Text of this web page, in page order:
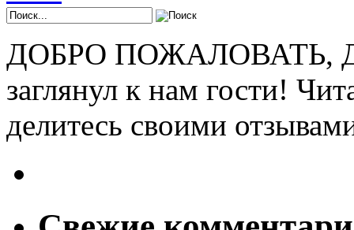
ДОБРО ПОЖАЛОВАТЬ,
заглянул к нам гости!
делитесь своими